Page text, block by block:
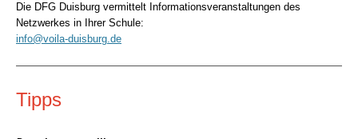
Die DFG Duisburg vermittelt Informationsveranstaltungen des
Netzwerkes in Ihrer Schule:
info@voila-duisburg.de
Tipps